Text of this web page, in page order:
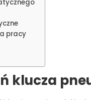
pracy
klucza